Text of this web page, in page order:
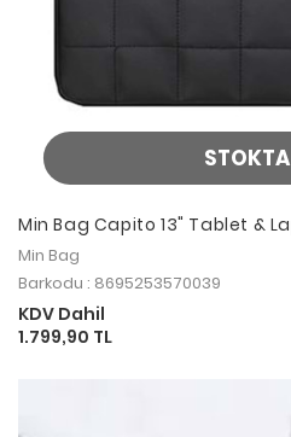
Min Bag Capito 13" Tablet &
Min Bag
Barkodu : 8695253570039
KDV Dahil
1.799,90 TL